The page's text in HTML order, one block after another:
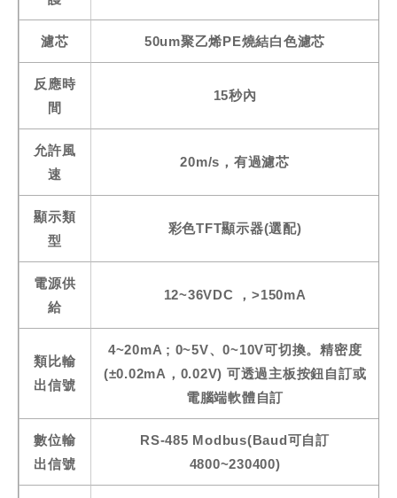
濾芯 50um聚乙烯PE燒結白色濾芯
反應時
間
15秒內
允許風
速
20m/s，有過濾芯
顯示類
型
彩色TFT顯示器(選配)
電源供
給
12~36VDC ，>150mA
類比輸
出信號
4~20mA ; 0~5V、0~10V可切換。精密度
(±0.02mA，0.02V) 可透過主板按鈕自訂或
電腦端軟體自訂
數位輸
出信號
RS-485 Modbus(Baud可自訂
4800~230400)